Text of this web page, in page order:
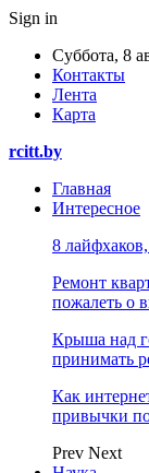
Sign in
Суббота, 8
Контакты
Лента
Карта
rcitt.by
Главная
Интересное
8
Ремонт
пожалеть о
Крыша над
принимать
Как
привычки
Prev Next